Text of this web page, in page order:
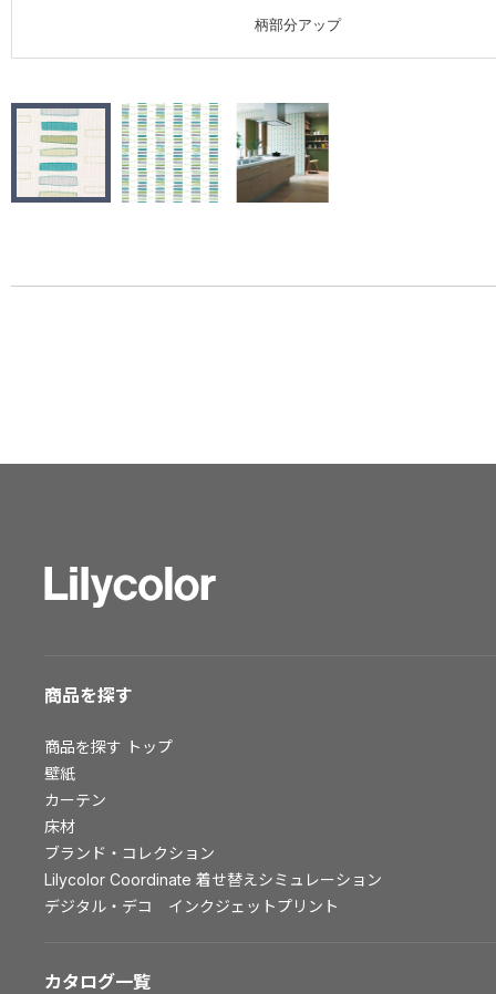
モデルハウス
新築戸建・マンション
#リリカラのある暮らし
大阪ショールーム
仙台ショールーム
お客様サポート
お客様サポート トップ
資料ダウンロード
画像ダウンロード
動画一覧
お手入れ便利帳
お役立ち資料
お問い合わせ（一般のお客様）
柄部分アップ
商品を探す
商品を探す トップ
壁紙
カーテン
床材
ブランド・コレクション
Lilycolor Coordinate 着せ替えシミュレーション
デジタル・デコ インクジェットプリント
カタログ一覧